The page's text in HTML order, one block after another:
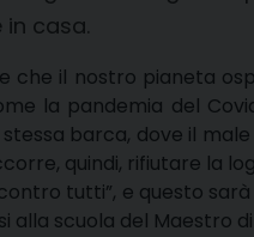
casa.
che il nostro pianeta
la pandemia del
barca, dove il
quindi, rifiutare la
tutti”, e questo
scuola del Maestro